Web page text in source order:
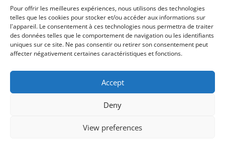
Pour offrir les meilleures expériences, nous utilisons des technologies
telles que les cookies pour stocker et/ou accéder aux informations sur
l'appareil. Le consentement à ces technologies nous permettra de traiter
des données telles que le comportement de navigation ou les identifiants
uniques sur ce site. Ne pas consentir ou retirer son consentement peut
affecter négativement certaines caractéristiques et fonctions.
Accept
Deny
View preferences
Boutique
Mon compte
Contact
Liens utiles
Ce site utilise des cookies pour améliorer votre
expérience. En cliquant sur “ACCEPTER”, vous consentez à
l'utilisation de tous les cookies. Vous pouvez suivre le lien